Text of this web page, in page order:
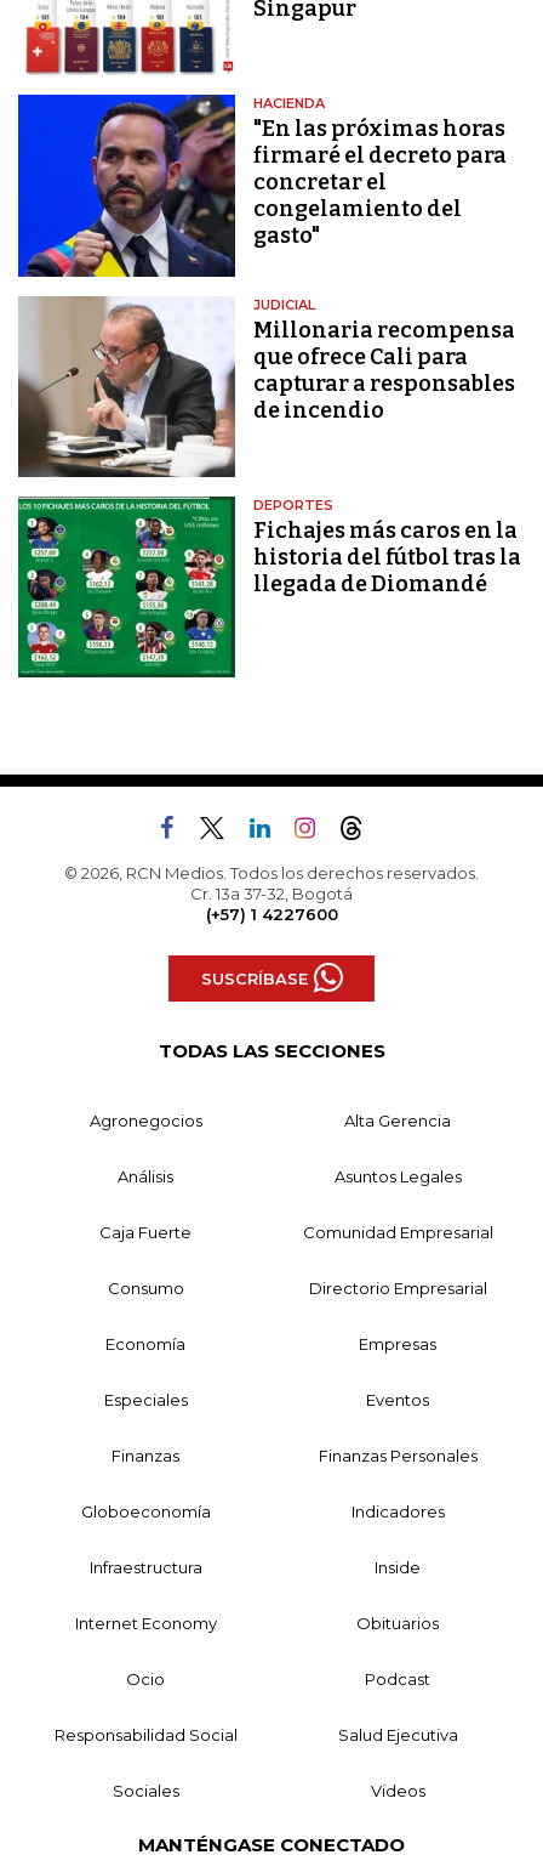
Singapur
HACIENDA
"En las próximas horas
firmaré el decreto para
concretar el
congelamiento del
gasto"
JUDICIAL
Millonaria recompensa
que ofrece Cali para
capturar a responsables
de incendio
DEPORTES
Fichajes más caros en la
historia del fútbol tras la
llegada de Diomandé
© 2026, RCN Medios. Todos los derechos reservados.
Cr. 13a 37-32, Bogotá
(+57) 1 4227600
SUSCRÍBASE
TODAS LAS SECCIONES
Agronegocios Alta Gerencia
Análisis Asuntos Legales
Caja Fuerte Comunidad Empresarial
Consumo Directorio Empresarial
Economía Empresas
Especiales Eventos
Finanzas Finanzas Personales
Globoeconomía Indicadores
Infraestructura Inside
Internet Economy Obituarios
Ocio Podcast
Responsabilidad Social Salud Ejecutiva
Sociales Videos
MANTÉNGASE CONECTADO